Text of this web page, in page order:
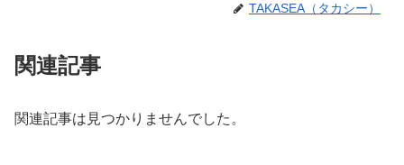
TAKASEA（タカシー）
関連記事
関連記事は見つかりませんでした。